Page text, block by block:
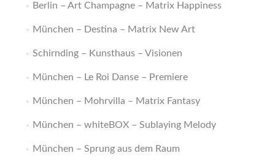
Berlin – Art Champagne – Matrix Happiness
München – Destina – Matrix New Art
Schirnding – Kunsthaus – Visionen
München – Le Roi Danse – Premiere
München – Mohrvilla – Matrix Fantasy
München – whiteBOX – Sublaying Melody
München – Sprung aus dem Raum